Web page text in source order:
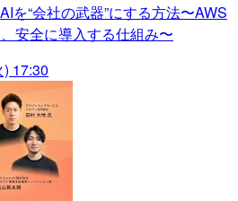
を“会社の武器”にする方法〜AWS
安全に導入する仕組み〜
17:30